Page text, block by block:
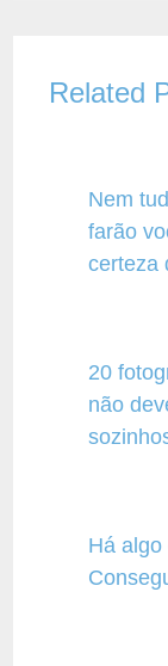
Related
Nem
farão
certeza
20
não
Há algo